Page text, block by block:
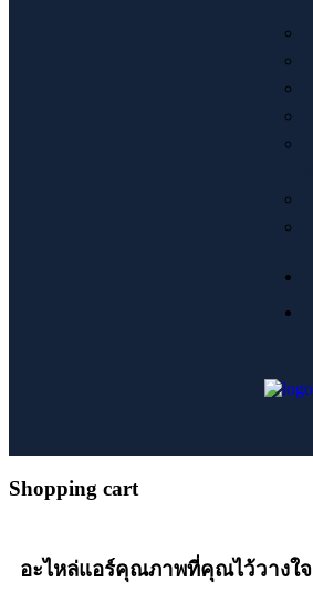
Shopping cart
อะไหล่แอร์คุณภาพที่คุณไว้วางใจ